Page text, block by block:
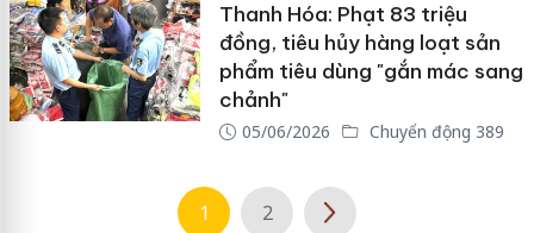
Thanh Hóa: Phạt 83 triệu
đồng, tiêu hủy hàng loạt sản
phẩm tiêu dùng "gắn mác sang
chảnh"
05/06/2026 Chuyển động 389
1 2